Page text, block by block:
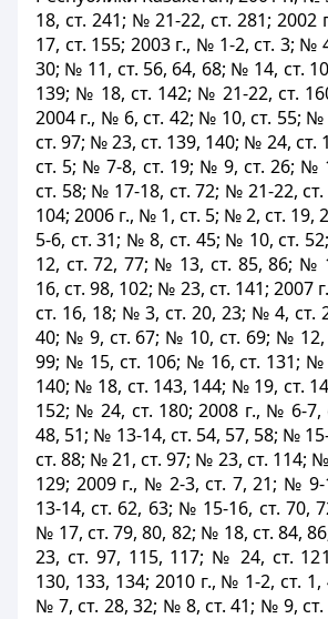
18, ст. 241; № 21-22, ст. 281;
17, ст. 155; 2003 г., № 1-2, ст. 3; №
30; № 11, ст. 56, 64, 68; № 14, ст.
139; № 18, ст. 142; № 21-22, ст.
2004 г., № 6, ст. 42; № 10, ст. 55;
ст. 97; № 23, ст. 139, 140; № 24, ст.
ст. 5; № 7-8, ст. 19; № 9, ст. 26; №
ст. 58; № 17-18, ст. 72; № 21-22,
104; 2006 г., № 1, ст. 5; № 2, ст.
5-6, ст. 31; № 8, ст. 45; № 10, ст.
12, ст. 72, 77; № 13, ст. 85, 86; №
16, ст. 98, 102; № 23, ст. 141; 2007
ст. 16, 18; № 3, ст. 20, 23; № 4, ст.
40; № 9, ст. 67; № 10, ст. 69; № 12,
99; № 15, ст. 106; № 16, ст. 131; №
140; № 18, ст. 143, 144; № 19, ст.
152; № 24, ст. 180; 2008 г., № 6-7,
48, 51; № 13-14, ст. 54, 57, 58; №
ст. 88; № 21, ст. 97; № 23, ст. 114;
129; 2009 г., № 2-3, ст. 7, 21; №
13-14, ст. 62, 63; № 15-16, ст. 70,
№ 17, ст. 79, 80, 82; № 18, ст. 84,
23, ст. 97, 115, 117; № 24, ст.
130, 133, 134; 2010 г., № 1-2, ст.
№ 7, ст. 28, 32; № 8, ст. 41; № 9,